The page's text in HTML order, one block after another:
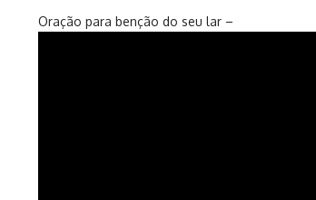
Oração para benção do seu lar –